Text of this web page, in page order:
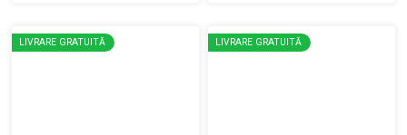
LIVRARE GRATUITĂ LIVRARE GRATUITĂ